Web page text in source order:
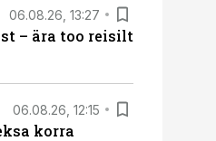
06.08.26, 13:27
– ära too reisilt
06.08.26, 12:15
korra